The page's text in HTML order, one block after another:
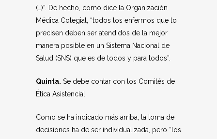
(…)”. De hecho, como dice la Organización
Médica Colegial, “todos los enfermos que lo
precisen deben ser atendidos de la mejor
manera posible en un Sistema Nacional de
Salud (SNS) que es de todos y para todos”.
Quinta. Se debe contar con los Comités de
Ética Asistencial.
Como se ha indicado más arriba, la toma de
decisiones ha de ser individualizada, pero “los